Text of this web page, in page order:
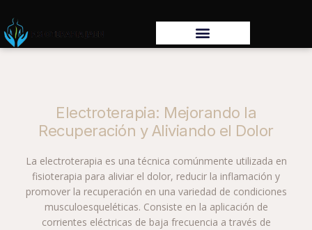
Electroterapia: Mejorando la
Recuperación y Aliviando el Dolor
La electroterapia es una técnica comúnmente utilizada en
fisioterapia para aliviar el dolor, reducir la inflamación y
promover la recuperación en una variedad de condiciones
musculoesqueléticas. Consiste en la aplicación de
corrientes eléctricas de baja frecuencia a través de